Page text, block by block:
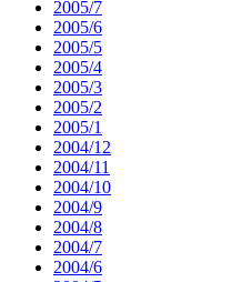
2005/7
2005/6
2005/5
2005/4
2005/3
2005/2
2005/1
2004/12
2004/11
2004/10
2004/9
2004/8
2004/7
2004/6